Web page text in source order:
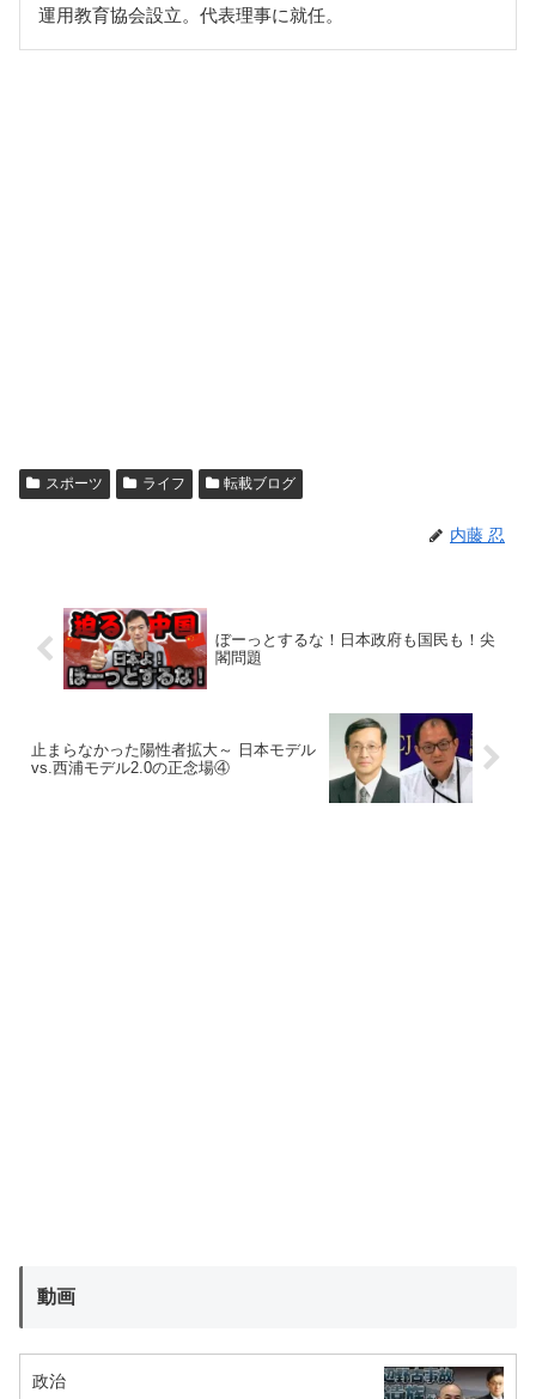
運用教育協会設立。代表理事に就任。
スポーツ ライフ 転載ブログ
内藤 忍
ぼーっとするな！日本政府も国民も！尖
閣問題
止まらなかった陽性者拡大～ 日本モデル
vs.西浦モデル2.0の正念場④
動画
政治